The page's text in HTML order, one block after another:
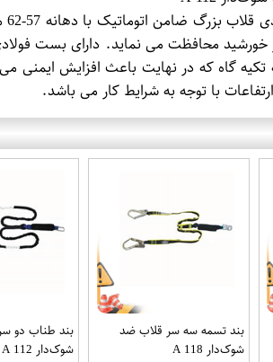
خورشید محافظت می نماید. دارای بست
به تکیه گاه که در نهایت باعث افزایش
با توجه به شرایط کار می باشد.
بند تسمه سه سر قلاب ضد
شوک‌دار A 118
بند طناب دو
شوک‌دار A 112